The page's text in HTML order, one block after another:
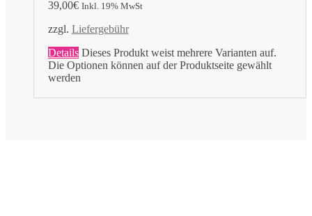
39,00€ Inkl. 19% MwSt
zzgl. Liefergebühr
Details Dieses Produkt weist mehrere Varianten auf.
Die Optionen können auf der Produktseite gewählt
werden